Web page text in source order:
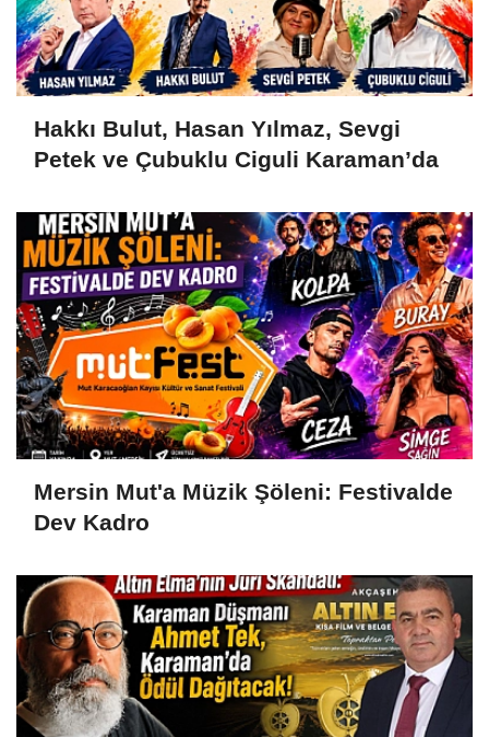
Hakkı Bulut, Hasan Yılmaz, Sevgi
Petek ve Çubuklu Ciguli Karaman’da
Mersin Mut'a Müzik Şöleni: Festivalde
Dev Kadro